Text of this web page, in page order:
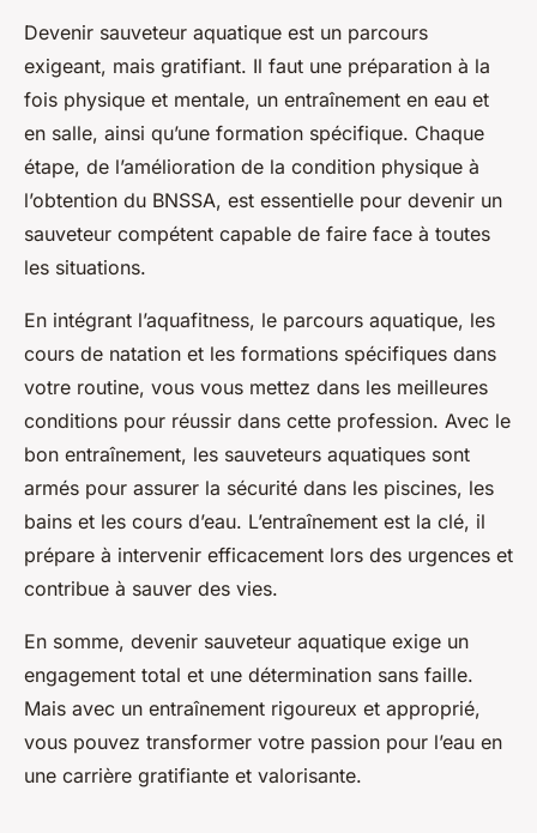
Devenir sauveteur aquatique est un parcours
exigeant, mais gratifiant. Il faut une préparation à la
fois physique et mentale, un entraînement en eau et
en salle, ainsi qu’une formation spécifique. Chaque
étape, de l’amélioration de la condition physique à
l’obtention du BNSSA, est essentielle pour devenir un
sauveteur compétent capable de faire face à toutes
les situations.
En intégrant l’aquafitness, le parcours aquatique, les
cours de natation et les formations spécifiques dans
votre routine, vous vous mettez dans les meilleures
conditions pour réussir dans cette profession. Avec le
bon entraînement, les sauveteurs aquatiques sont
armés pour assurer la sécurité dans les piscines, les
bains et les cours d’eau. L’entraînement est la clé, il
prépare à intervenir efficacement lors des urgences et
contribue à sauver des vies.
En somme, devenir sauveteur aquatique exige un
engagement total et une détermination sans faille.
Mais avec un entraînement rigoureux et approprié,
vous pouvez transformer votre passion pour l’eau en
une carrière gratifiante et valorisante.